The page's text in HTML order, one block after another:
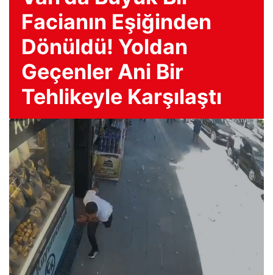
Facianın Eşiğinden
Dönüldü! Yoldan
Geçenler Ani Bir
Tehlikeyle Karşılaştı